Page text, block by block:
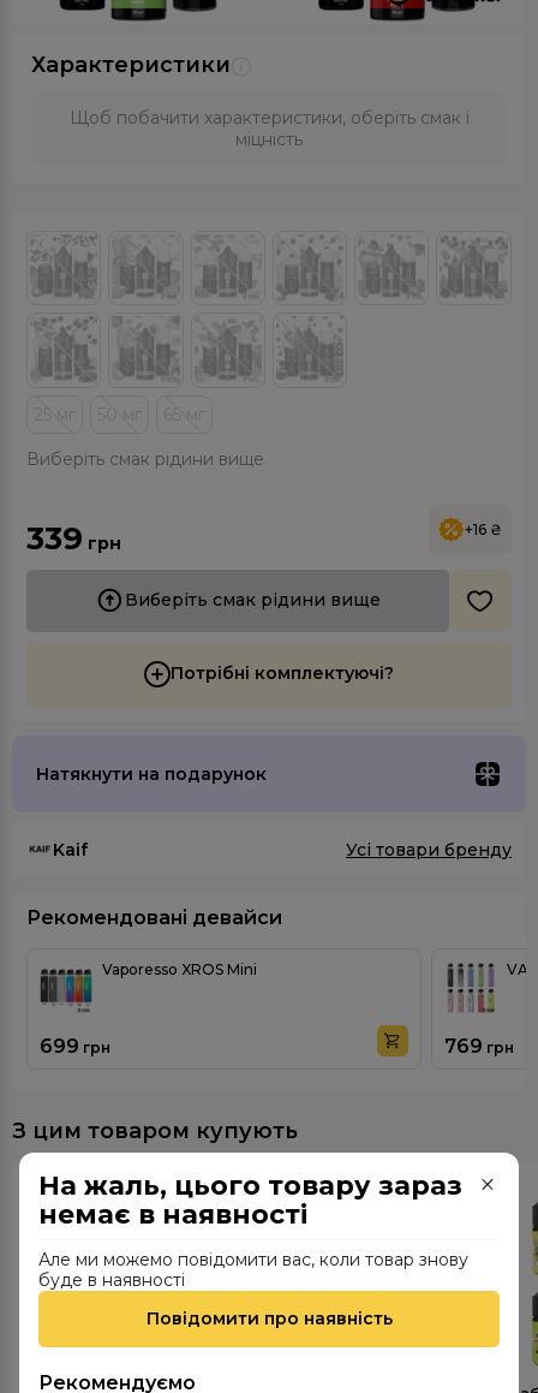
На жаль, цього товару зараз
немає в наявності
Але ми можемо повідомити вас, коли товар знову
буде в наявності
Повідомити про наявність
Рекомендуємо
Характеристики
Щоб побачити характеристики, оберіть смак і
міцність
Виберіть смак рідини вище
339 грн
+16 ₴
Виберіть смак рідини вище
Потрібні комплектуючі?
Натякнути на подарунок
Kaif Усі товари бренду
Рекомендовані девайси
Vaporesso XROS Mini
699 грн 769 грн
З цим товаром купують